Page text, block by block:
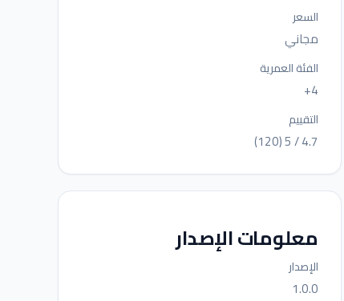
السعر
مجاني
الفئة العمرية
4+
التقييم
4.7 / 5 (120)
معلومات الإصدار
الإصدار
1.0.0